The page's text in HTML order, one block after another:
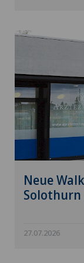
Neue
Solothurn
27.07.2026